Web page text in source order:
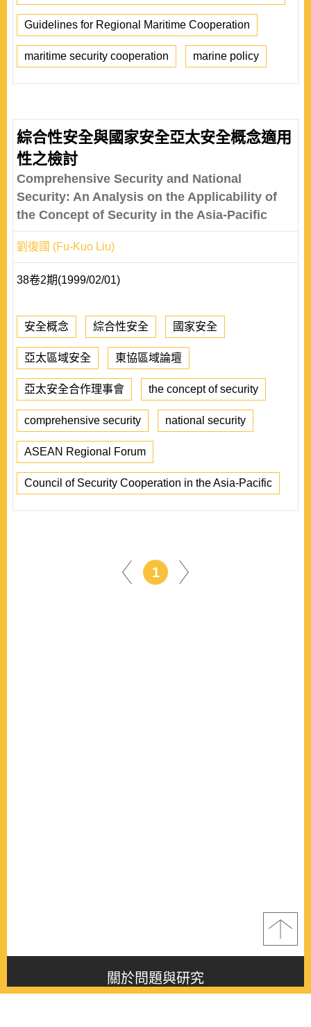
Guidelines for Regional Maritime Cooperation
maritime security cooperation marine policy
綜合性安全與國家安全亞太安全概念適用
性之檢討
Comprehensive Security and National
Security: An Analysis on the Applicability of
the Concept of Security in the Asia-Pacific
劉復國 (Fu-Kuo Liu)
38卷2期(1999/02/01)
安全概念 綜合性安全 國家安全
亞太區域安全 東協區域論壇
亞太安全合作理事會 the concept of security
comprehensive security national security
ASEAN Regional Forum
Council of Security Cooperation in the Asia-Pacific
1
關於問題與研究
About this journal